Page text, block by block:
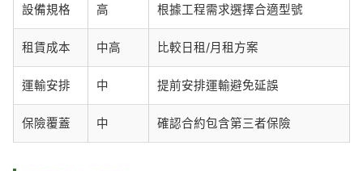
設備規格 高 根據工程需求選擇合適型號
租賃成本 中高 比較日租/月租方案
運輸安排 中 提前安排運輸避免延誤
保險覆蓋 中 確認合約包含第三者保險